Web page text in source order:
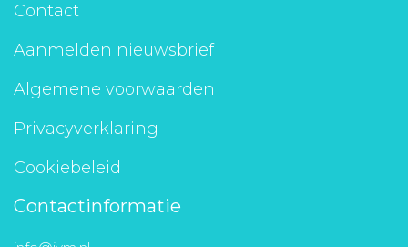
Contact
Aanmelden nieuwsbrief
Algemene voorwaarden
Privacyverklaring
Cookiebeleid
Contactinformatie